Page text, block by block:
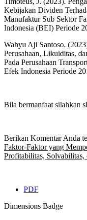
Kebijakan Dividen
Manufaktur Sub Sektor
Indonesia (BEI) Periode
Wahyu Aji Santoso.
Perusahaan, Likuiditas,
Pada Perusahaan
Efek Indonesia Periode
Bila bermanfaat silahkan
Berikan Komentar Anda
Faktor-Faktor yang
Profitabilitas, Solvabilitas,
PDF
Dimensions Badge